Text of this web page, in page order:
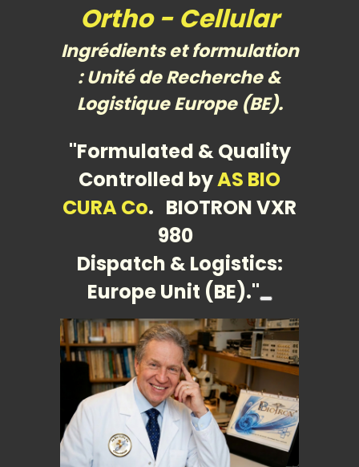
Ortho - Cellular
Ingrédients et formulation
: Unité de Recherche &
Logistique Europe (BE).
"Formulated & Quality
Controlled byAS BIO
CURA Co. BIOTRON VXR
980
Dispatch & Logistics:
Europe Unit (BE)."